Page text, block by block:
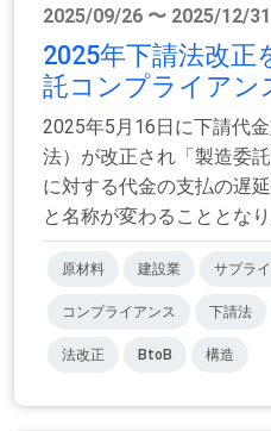
2025/09/26 〜 2025/12/31
2025年下請法改正
託コンプライアン
2025年5月16日に下請代
法）が改正され「製造委
に対する代金の支払の遅
と名称が変わることとな
原材料 建設業 サプラ
コンプライアンス 下請法
法改正 BtoB 構造